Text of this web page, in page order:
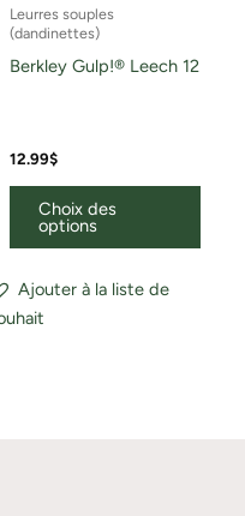
Leurres souples
(dandinettes)
Berkley Gulp!® Leech 12
12.99$
Choix des
options
Ajouter à la liste de